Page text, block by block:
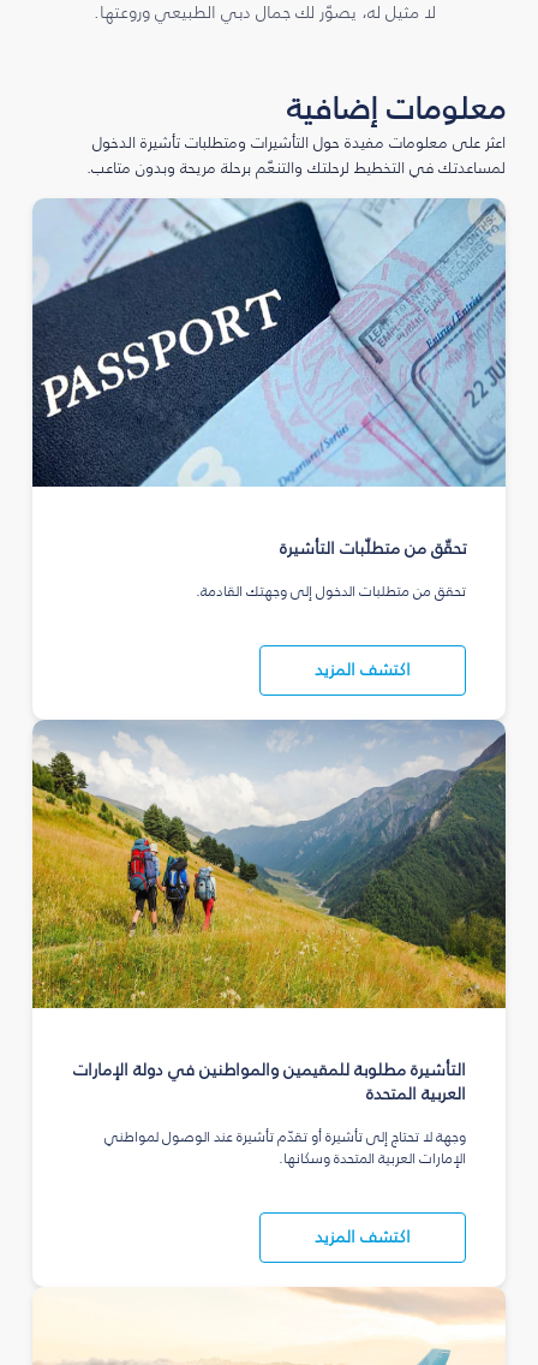
لا مثيل له، يصوّر لك جمال دبي الطبيعي وروعتها.
معلومات إضافية
اعثر على معلومات مفيدة حول التأشيرات ومتطلبات تأشيرة الدخول
لمساعدتك في التخطيط لرحلتك والتنعّم برحلة مريحة وبدون متاعب.
تحقّق من متطلّبات التأشيرة
تحقق من متطلبات الدخول إلى وجهتك القادمة.
اكتشف المزيد
التأشيرة مطلوبة للمقيمين والمواطنين في دولة الإمارات
العربية المتحدة
وجهة لا تحتاج إلى تأشيرة أو تقدّم تأشيرة عند الوصول لمواطني
الإمارات العربية المتحدة وسكانها.
اكتشف المزيد